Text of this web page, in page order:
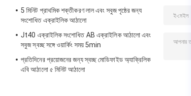
5 মিনিট প্রাথমিক শক্তীকরণ লাল এবং সবুজ পৃষ্ঠের জন্য
সংশোধিত এক্রাইলিক আঠালো
Jt40 এক্রাইলিক সংশোধিত AB এক্রাইলিক আঠালো এবং
সবুজ স্বচ্ছ সঙ্গে ওয়ার্কিং সময় 5min
প্রতিদিনের প্রয়োজনের জন্য স্বচ্ছ মোডিফাইড অ্যাক্রিলিক
এবি আঠালো ৫ মিনিট আঠালো